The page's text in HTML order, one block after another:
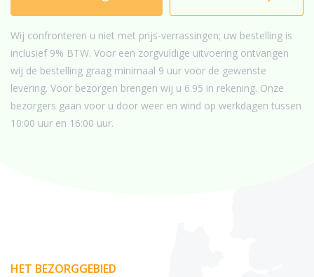
Wij confronteren u niet met prijs-verrassingen; uw bestelling is
inclusief 9% BTW. Voor een zorgvuldige uitvoering ontvangen
wij de bestelling graag minimaal 9 uur voor de gewenste
levering. Voor bezorgen brengen wij u 6.95 in rekening. Onze
bezorgers gaan voor u door weer en wind op werkdagen tussen
10:00 uur en 16:00 uur.
HET BEZORGGEBIED